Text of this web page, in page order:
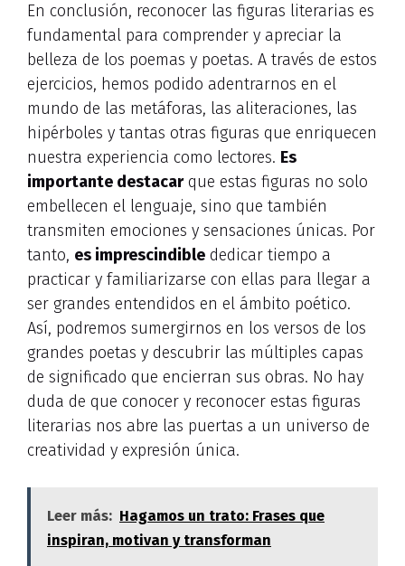
En conclusión, reconocer las figuras literarias es
fundamental para comprender y apreciar la
belleza de los poemas y poetas. A través de estos
ejercicios, hemos podido adentrarnos en el
mundo de las metáforas, las aliteraciones, las
hipérboles y tantas otras figuras que enriquecen
nuestra experiencia como lectores. Es
importante destacarque estas figuras no solo
embellecen el lenguaje, sino que también
transmiten emociones y sensaciones únicas. Por
tanto, es imprescindible dedicar tiempo a
practicar y familiarizarse con ellas para llegar a
ser grandes entendidos en el ámbito poético.
Así, podremos sumergirnos en los versos de los
grandes poetas y descubrir las múltiples capas
de significado que encierran sus obras. No hay
duda de que conocer y reconocer estas figuras
literarias nos abre las puertas a un universo de
creatividad y expresión única.
Leer más: Hagamos un trato: Frases que
inspiran, motivan y transforman